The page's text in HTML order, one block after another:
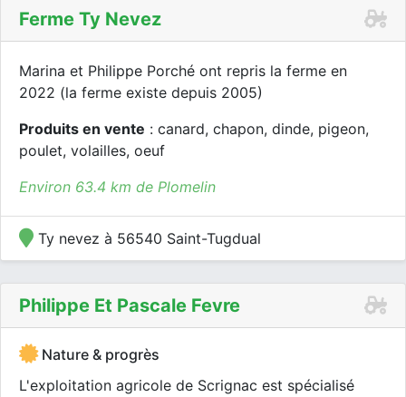
Ferme Ty Nevez
Marina et Philippe Porché ont repris la ferme en
2022 (la ferme existe depuis 2005)
Produits en vente : canard, chapon, dinde, pigeon,
poulet, volailles, oeuf
Environ 63.4 km de Plomelin
Ty nevez à 56540 Saint-Tugdual
Philippe Et Pascale Fevre
Nature & progrès
L'exploitation agricole de Scrignac est spécialisé